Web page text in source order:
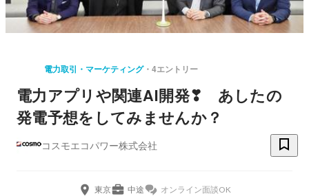
電力取引・マーケティング 4エントリー
電力アプリや関連AI開発❣ あしたの
発電予想をしてみませんか？
コスモエコパワー株式会社
東京 中途 オンライン面談OK